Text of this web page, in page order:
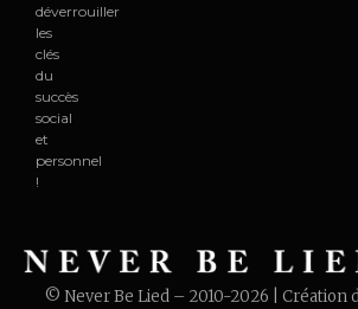
déverrouiller
les
clés
du
succès
social
et
personnel
!
© Never Be Lied – 2010-2026 | Création